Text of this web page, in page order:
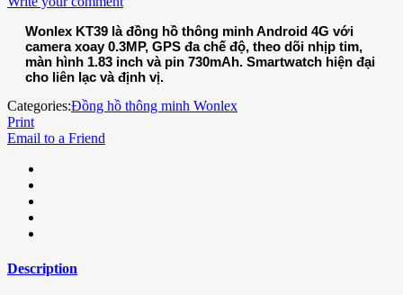
Wonlex KT39 là đồng hồ thông minh Android 4G với
camera xoay 0.3MP, GPS đa chế độ, theo dõi nhịp tim,
màn hình 1.83 inch và pin 730mAh. Smartwatch hiện đại
cho liên lạc và định vị.
Categories:Đồng hồ thông minh Wonlex
Print
Email to a Friend
Description